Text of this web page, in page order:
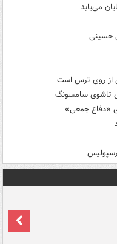
می‌یابد
حسینی
از روی ترس است
تاشوی سامسونگ
«دفاع جمعی»